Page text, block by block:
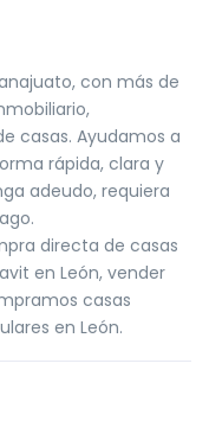
con más de
casas. Ayudamos a
rápida, clara y
adeudo, requiera
directa de casas
en León, vender
casas
en León.